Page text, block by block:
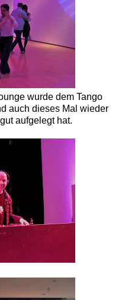
wurde dem Tango
auch dieses Mal wieder
aufgelegt hat.